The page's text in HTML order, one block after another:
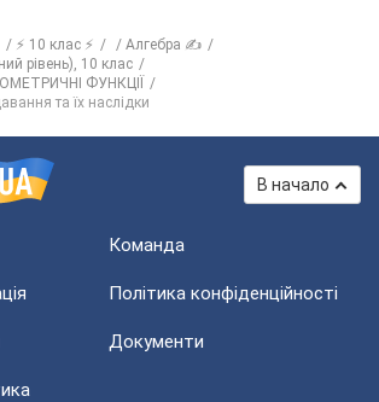
⚡ 10 клас ⚡
Алгебра ✍
рівень), 10 клас
ФУНКЦІЇ
та їх наслідки
В начало
Команда
Політика конфіденційності
Документи